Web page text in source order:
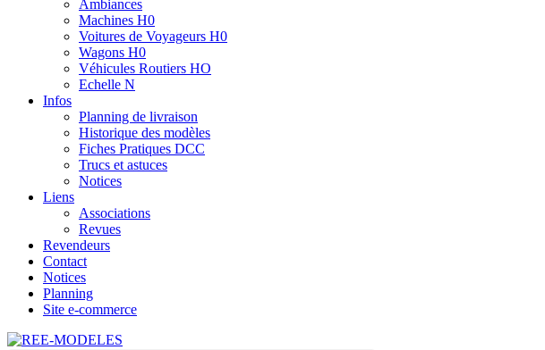
Ambiances
Machines H0
Voitures de Voyageurs H0
Wagons H0
Véhicules Routiers HO
Echelle N
Infos
Planning de livraison
Historique des modèles
Fiches Pratiques DCC
Trucs et astuces
Notices
Liens
Associations
Revues
Revendeurs
Contact
Notices
Planning
Site e-commerce